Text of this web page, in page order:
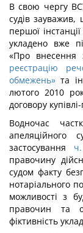
В свою чергу
судів зауважив,
першої
укладено вже
«Про
реєстрацію
обмежень» та
лютого 2010
договору
Водночас
застосування
правочину
судом факту
нотаріального
можливості з
правочин та
фіктивність